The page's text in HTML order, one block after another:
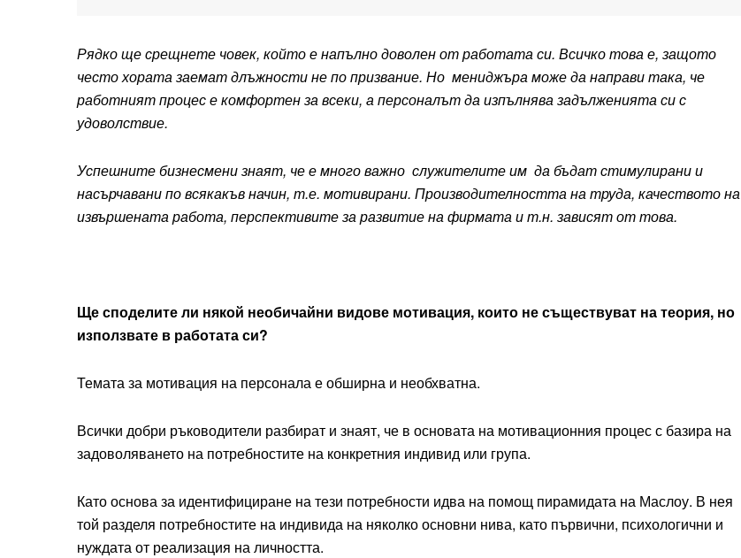
Рядко ще срещнете човек, който е напълно доволен от работата си. Всичко това е, защото
често хората заемат длъжности не по призвание. Но мениджъра може да направи така, че
работният процес е комфортен за всеки, а персоналът да изпълнява задълженията си с
удоволствие.
Успешните бизнесмени знаят, че е много важно служителите им да бъдат стимулирани и
насърчавани по всякакъв начин, т.е. мотивирани. Производителността на труда, качеството на
извършената работа, перспективите за развитие на фирмата и т.н. зависят от това.
Ще споделите ли някой необичайни видове мотивация, които не съществуват на теория, но
използвате в работата си?
Темата за мотивация на персонала е обширна и необхватна.
Всички добри ръководители разбират и знаят, че в основата на мотивационния процес с базира на
задоволяването на потребностите на конкретния индивид или група.
Като основа за идентифициране на тези потребности идва на помощ пирамидата на Маслоу. В нея
той разделя потребностите на индивида на няколко основни нива, като първични, психологични и
нуждата от реализация на личността.